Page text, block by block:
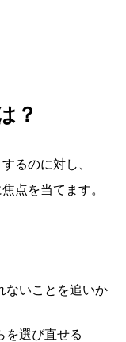
？
るのに対し、
点を当てます。
ないことを追いか
を選び直せる